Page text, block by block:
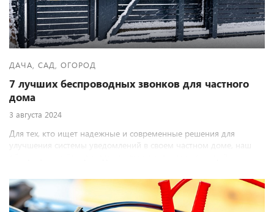
ДАЧА, САД, ОГОРОД
7 лучших беспроводных звонков для частного
дома
3 августа 2024
Для тех, кто ищет надежные и современные решения для
улучшения системы уведомлений в своем частном доме, наш